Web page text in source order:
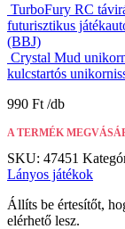
TurboFury RC
futurisztikus
(BBJ)
Crystal Mud
kulcstartós
990 Ft
A TERMÉK
SKU: 47451
Lányos játékok
Állíts be értesítőt,
elérhető lesz.